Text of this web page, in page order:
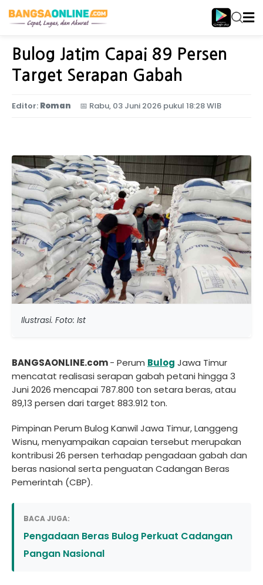
Home Birokrasi
Bulog Jatim Capai 89 Persen
Target Serapan Gabah
Editor: Roman 📅 Rabu, 03 Juni 2026 pukul 18:28 WIB
Ilustrasi. Foto: Ist
BANGSAONLINE.com- Perum Bulog Jawa Timur
mencatat realisasi serapan gabah petani hingga 3
Juni 2026 mencapai 787.800 ton setara beras, atau
89,13 persen dari target 883.912 ton.
Pimpinan Perum Bulog Kanwil Jawa Timur, Langgeng
Wisnu, menyampaikan capaian tersebut merupakan
kontribusi 26 persen terhadap pengadaan gabah dan
beras nasional serta penguatan Cadangan Beras
Pemerintah (CBP).
BACA JUGA:
Pengadaan Beras Bulog Perkuat Cadangan
Pangan Nasional